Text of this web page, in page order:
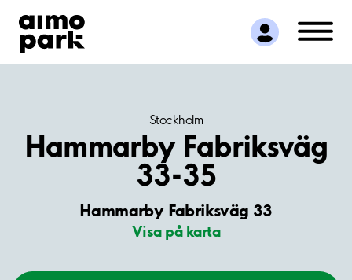
Hitta parkering
Samarbete
Kundservice
Stockholm
Hammarby Fabriksväg
33-35
Hammarby Fabriksväg 33
Visa på karta